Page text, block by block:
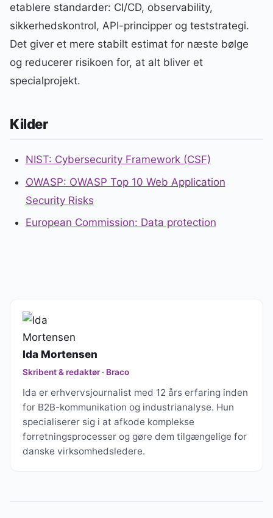
etablere standarder: CI/CD, observability,
sikkerhedskontrol, API-principper og teststrategi.
Det giver et mere stabilt estimat for næste bølge
og reducerer risikoen for, at alt bliver et
specialprojekt.
Kilder
NIST: Cybersecurity Framework (CSF)
OWASP: OWASP Top 10 Web Application
Security Risks
European Commission: Data protection
Ida Mortensen
Skribent & redaktør · Braco
Ida er erhvervsjournalist med 12 års erfaring inden
for B2B-kommunikation og industrianalyse. Hun
specialiserer sig i at afkode komplekse
forretningsprocesser og gøre dem tilgængelige for
danske virksomhedsledere.